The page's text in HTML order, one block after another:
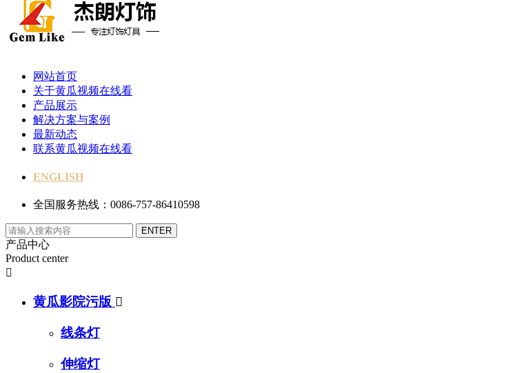
网站首页
关于黄瓜视频在线看
产品展示
解决方案与案例
最新动态
联系黄瓜视频在线看
ENGLISH
全国服务热线：0086-757-86410598
产品中心
Product center

黄瓜影院污版 
线条灯
伸缩灯